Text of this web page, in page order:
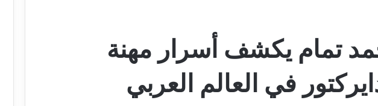
تمام يكشف أسرار مهنة
في العالم العربي